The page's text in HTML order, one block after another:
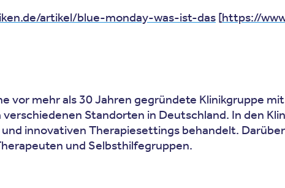
artikel/blue-monday-was-ist-das [https://
vor mehr als 30 Jahren gegründete Klinikgruppe
Standorten in Deutschland. In den
innovativen Therapiesettings behandelt.
und Selbsthilfegruppen.